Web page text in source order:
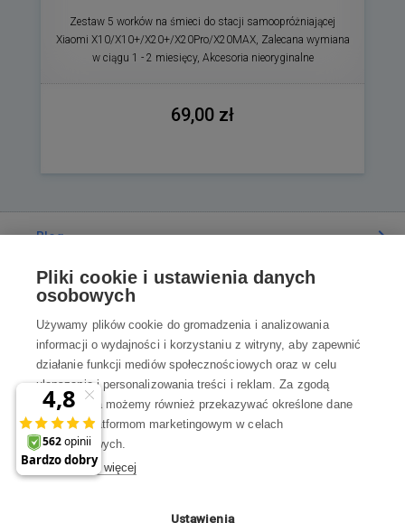
Zestaw 5 worków na śmieci do stacji samoopróżniającej
Xiaomi X10/X10+/X20+/X20Pro/X20MAX, Zalecana wymiana
w ciągu 1 - 2 miesięcy, Akcesoria nieoryginalne
69,00 zł
Blog
Poradnia
Wszystko o zakupach
Kontakt
Skontaktuj się z Nami
Pon-Pt 8:00—17:00
Pliki cookie i ustawienia danych
osobowych
Używamy plików cookie do gromadzenia i analizowania
informacji o wydajności i korzystaniu z witryny, aby zapewnić
działanie funkcji mediów społecznościowych oraz w celu
ulepszania i personalizowania treści i reklam. Za zgodą
użytkownika możemy również przekazywać określone dane
osobowe platformom marketingowym w celach
marketingowych.
Dowiedz się więcej
Ustawienia